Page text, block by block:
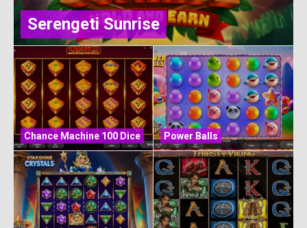
Serengeti Sunrise
Chance Machine 100 Dice Power Balls